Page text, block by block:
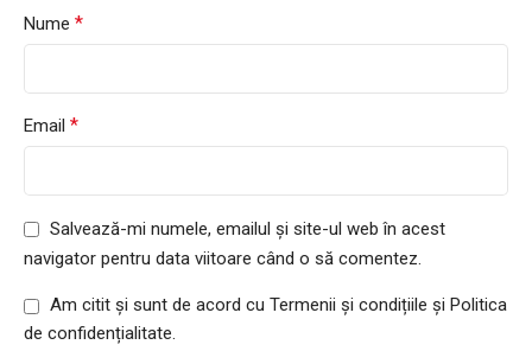
Nume *
Email *
Salvează-mi numele, emailul și site-ul web în acest
navigator pentru data viitoare când o să comentez.
Am citit și sunt de acord cu Termenii și condițiile și Politica
de confidențialitate.